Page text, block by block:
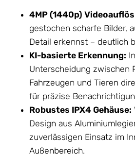
4MP (1440p)
gestochen scharfe Bilder,
Detail erkennst – deutlich
KI-basierte Erkennung:
Unterscheidung zwischen
Fahrzeugen und Tieren
für präzise
Robustes IPX4 Gehäuse:
Design aus
zuverlässigen Einsatz im
Außenbereich.